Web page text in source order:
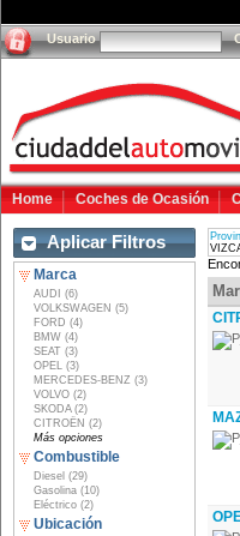
Usuario
Home Coches de Ocasión
Aplicar Filtros
Marca
AUDI (6)
VOLKSWAGEN (5)
FORD (4)
BMW (4)
SEAT (3)
OPEL (3)
MERCEDES-BENZ (3)
VOLVO (2)
SKODA (2)
CITROËN (2)
Más opciones
Combustible
Diesel (29)
Gasolina (10)
Eléctrico (2)
Ubicación